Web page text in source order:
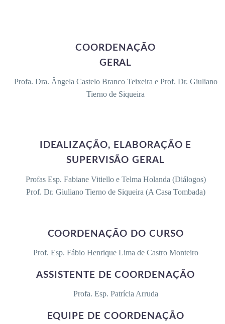
​COORDENAÇÃO
GERAL
Profa. Dra. Ângela Castelo Branco Teixeira e Prof. Dr. Giuliano
Tierno de Siqueira
​​IDEALIZAÇÃO, ELABORAÇÃO E
SUPERVISÃO GERAL
Profas Esp. Fabiane Vitiello e Telma Holanda (Diálogos)
Prof. Dr. Giuliano Tierno de Siqueira (A Casa Tombada)
COORDENAÇÃO DO CURSO
Prof. Esp. Fábio Henrique Lima de Castro Monteiro
ASSISTENTE DE COORDENAÇÃO
Profa. Esp. Patrícia Arruda
EQUIPE DE COORDENAÇÃO